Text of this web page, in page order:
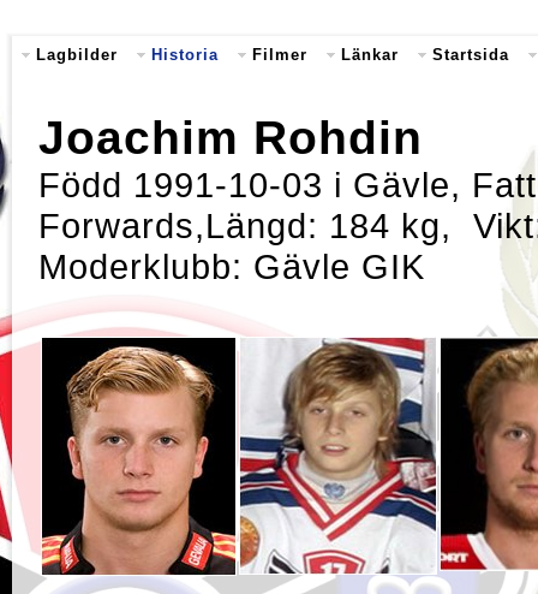
Lagbilder Historia Filmer Länkar Startsida
Joachim Rohdin
Född 1991-10-03 i Gävle,
Forwards,Längd: 184 kg,
Moderklubb: Gävle GIK